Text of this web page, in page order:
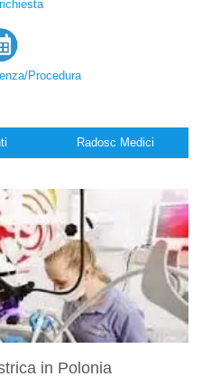
Procedura
in Polonia
Radosc Medici